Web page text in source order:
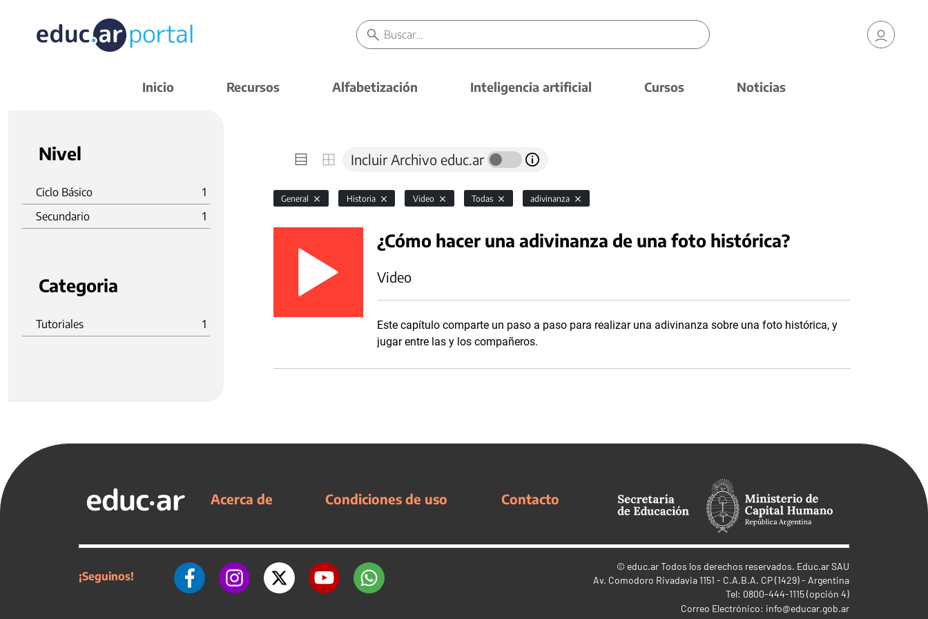
Inicio Recursos Alfabetización Inteligencia artificial Cursos Noticias
Nivel
Ciclo Básico
1
Secundario
1
Categoria
Tutoriales 1
Incluir Archivo educ.ar
General Historia Video Todas adivinanza
¿Cómo hacer una adivinanza de una foto histórica?
Video
Este capítulo comparte un paso a paso para realizar una adivinanza sobre una foto histórica, y
jugar entre las y los compañeros.
Acerca de Condiciones de uso Contacto
¡Seguinos!
© educ.arTodos los derechos reservados. Educ.ar SAU
Av. Comodoro Rivadavia 1151 - C.A.B.A. CP (1429) - Argentina
Tel: 0800-444-1115 (opción 4)
Correo Electrónico: info@educar.gob.ar